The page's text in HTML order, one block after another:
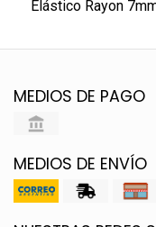
Elástico Rayon
MEDIOS DE PAGO
MEDIOS DE ENVÍO